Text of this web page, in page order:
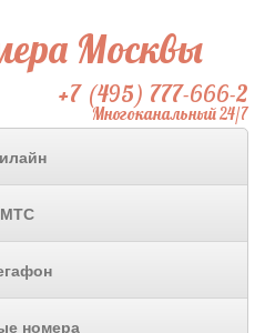
Москвы
+7 (495) 777-666-2
Многоканальный 24/7
МТС
номера